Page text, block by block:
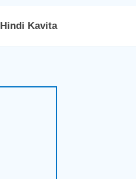
Hindi Kavita